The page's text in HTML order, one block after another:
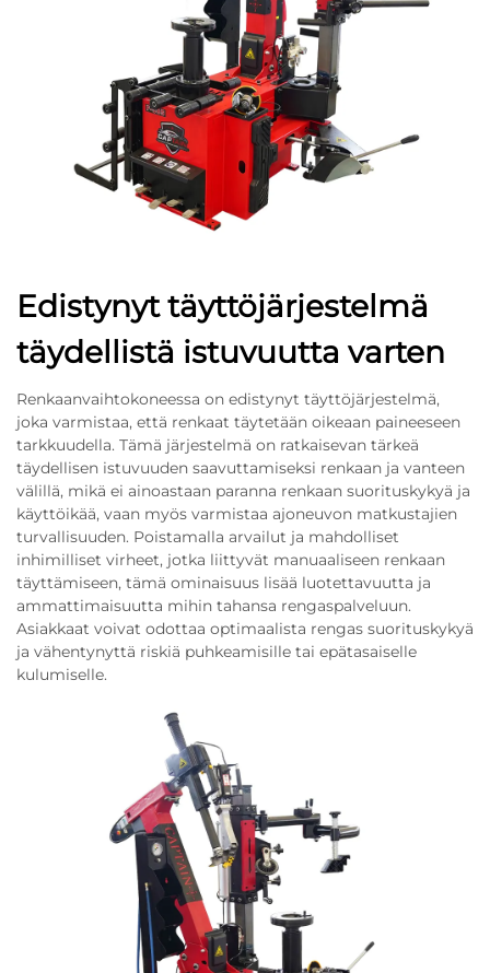
Edistynyt täyttöjärjestelmä
täydellistä istuvuutta varten
Renkaanvaihtokoneessa on edistynyt täyttöjärjestelmä,
joka varmistaa, että renkaat täytetään oikeaan paineeseen
tarkkuudella. Tämä järjestelmä on ratkaisevan tärkeä
täydellisen istuvuuden saavuttamiseksi renkaan ja vanteen
välillä, mikä ei ainoastaan paranna renkaan suorituskykyä ja
käyttöikää, vaan myös varmistaa ajoneuvon matkustajien
turvallisuuden. Poistamalla arvailut ja mahdolliset
inhimilliset virheet, jotka liittyvät manuaaliseen renkaan
täyttämiseen, tämä ominaisuus lisää luotettavuutta ja
ammattimaisuutta mihin tahansa rengaspalveluun.
Asiakkaat voivat odottaa optimaalista rengas suorituskykyä
ja vähentynyttä riskiä puhkeamisille tai epätasaiselle
kulumiselle.